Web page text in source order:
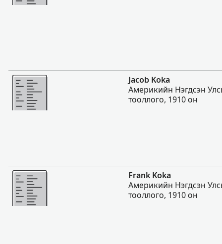
Нэмэх
Jacob Koka
Америкийн Нэгдсэн
тооллого, 1910 он
Нэмэх
Frank Koka
Америкийн Нэгдсэн
тооллого, 1910 он